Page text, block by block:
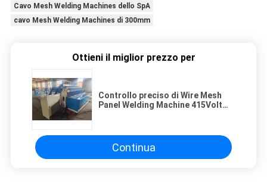
Cavo Mesh Welding Machines dello SpA
cavo Mesh Welding Machines di 300mm
Ottieni il miglior prezzo per
Controllo preciso di Wire Mesh
Panel Welding Machine 415Volt
Continua